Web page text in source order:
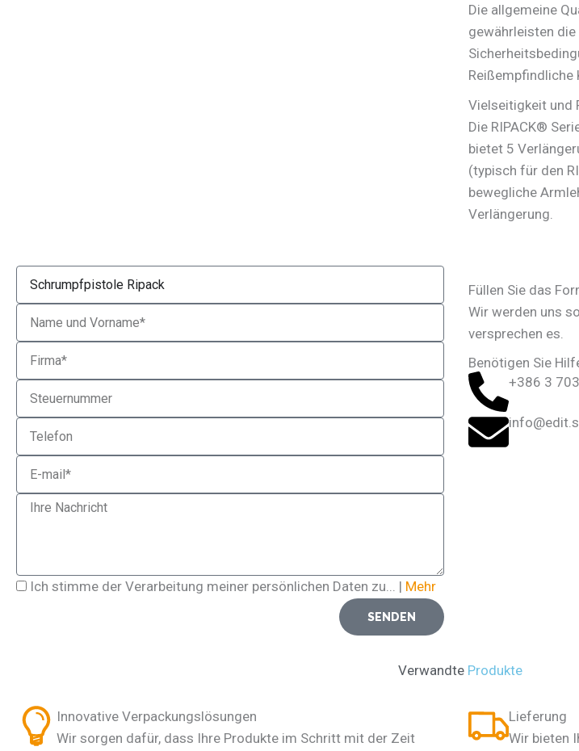
Die allgemeine
gewährleisten
Vielseitigkeit und
Die RIPACK®
bietet 5
(typisch für den
bewegliche
Verlängerung.
Product
Name
Company
VAT
Phone
Email
Message
Privacy
Ich stimme der Verarbeitung meiner persönlichen Daten zu... | Mehr
SENDEN
Füllen Sie das
Wir werden uns
versprechen es.
Benötigen Sie
+386 3
Verwandte Produkte
Innovative Verpackungslösungen
Wir sorgen dafür, dass Ihre Produkte im Schritt mit der Zeit
Lieferung
Wir bieten